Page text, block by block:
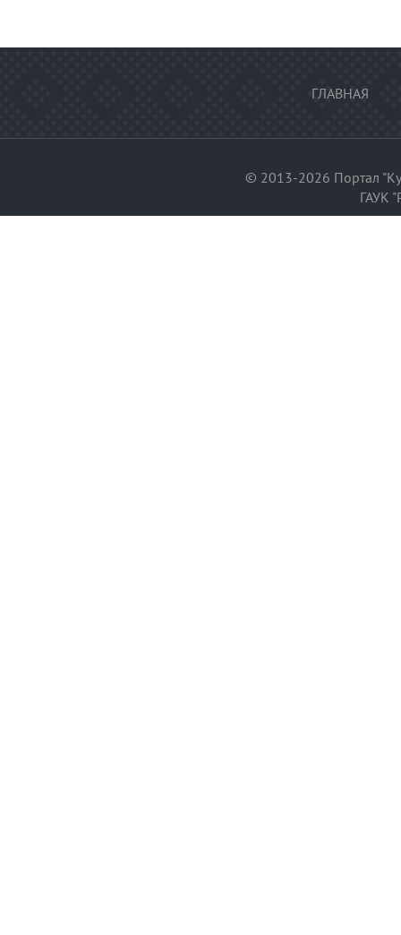
ГЛАВНАЯ
© 2013-2026 Портал
ГАУК